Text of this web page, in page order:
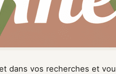
dans vos recherches et